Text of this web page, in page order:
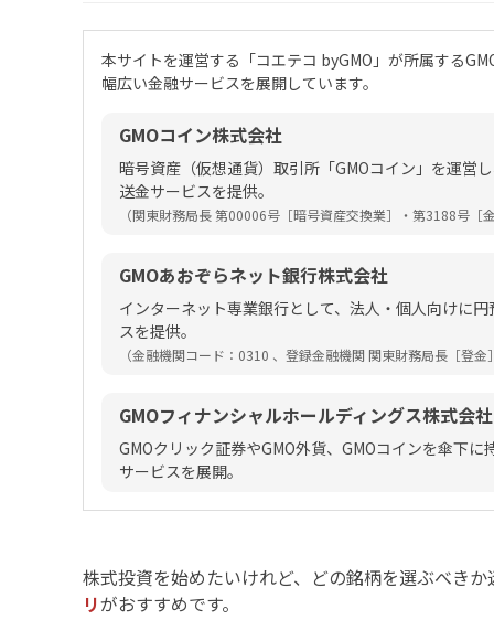
本サイトを運営する「コエテコ byGMO」が所属する
幅広い金融サービスを展開しています。
GMOコイン株式会社
暗号資産（仮想通貨）取引所「GMOコイン」を運営
送金サービスを提供。
（関東財務局長 第00006号［暗号資産交換業］・第3188号［
GMOあおぞらネット銀行株式会社
インターネット専業銀行として、法人・個人向けに
スを提供。
（金融機関コード：0310 、登録金融機関 関東財務局長［登
GMOフィナンシャルホールディングス株式会社
GMOクリック証券やGMO外貨、GMOコインを傘下
サービスを展開。
株式投資を始めたいけれど、どの銘柄を選ぶべき
リがおすすめです。